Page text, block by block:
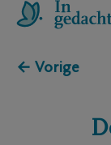
← Vorige